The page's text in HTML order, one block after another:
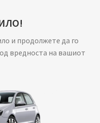
и продолжете да го
вредноста на вашиот